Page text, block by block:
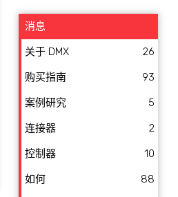
消息
关于 DMX 26
购买指南 93
案例研究 5
连接器 2
控制器 10
如何 88